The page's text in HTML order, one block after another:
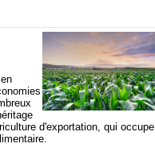
d'exportation, qui occupe